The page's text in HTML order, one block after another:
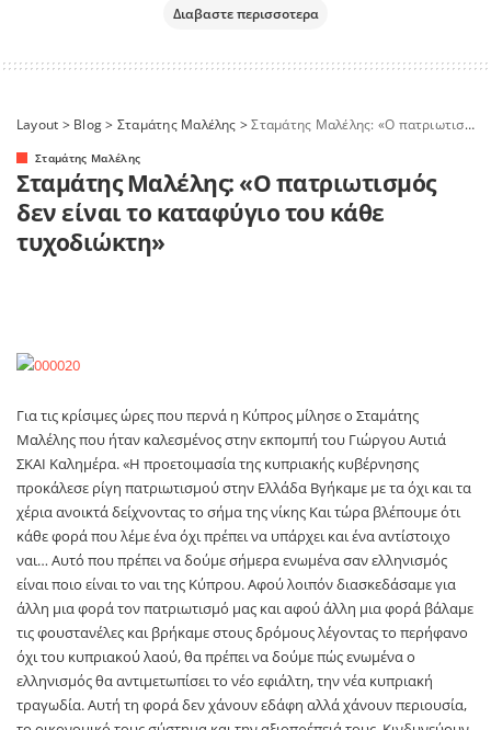
Διαβαστε περισσοτερα
Layout > Blog> Σταμάτης Μαλέλης >Σταμάτης Μαλέλης: «Ο πατριωτισμός δεν είναι το καταφύγιο του κάθε τυχοδιώκτη»
Σταμάτης Μαλέλης
Σταμάτης Μαλέλης: «Ο πατριωτισμός
δεν είναι το καταφύγιο του κάθε
τυχοδιώκτη»
Για τις κρίσιμες ώρες που περνά η Κύπρος μίλησε ο Σταμάτης
Μαλέλης που ήταν καλεσμένος στην εκπομπή του Γιώργου Αυτιά
ΣΚΑΙ Καλημέρα. «Η προετοιμασία της κυπριακής κυβέρνησης
προκάλεσε ρίγη πατριωτισμού στην Ελλάδα Βγήκαμε με τα όχι και τα
χέρια ανοικτά δείχνοντας το σήμα της νίκης Και τώρα βλέπουμε ότι
κάθε φορά που λέμε ένα όχι πρέπει να υπάρχει και ένα αντίστοιχο
ναι… Αυτό που πρέπει να δούμε σήμερα ενωμένα σαν ελληνισμός
είναι ποιο είναι το ναι της Κύπρου. Αφού λοιπόν διασκεδάσαμε για
άλλη μια φορά τον πατριωτισμό μας και αφού άλλη μια φορά βάλαμε
τις φουστανέλες και βρήκαμε στους δρόμους λέγοντας το περήφανο
όχι του κυπριακού λαού, θα πρέπει να δούμε πώς ενωμένα ο
ελληνισμός θα αντιμετωπίσει το νέο εφιάλτη, την νέα κυπριακή
τραγωδία. Αυτή τη φορά δεν χάνουν εδάφη αλλά χάνουν περιουσία,